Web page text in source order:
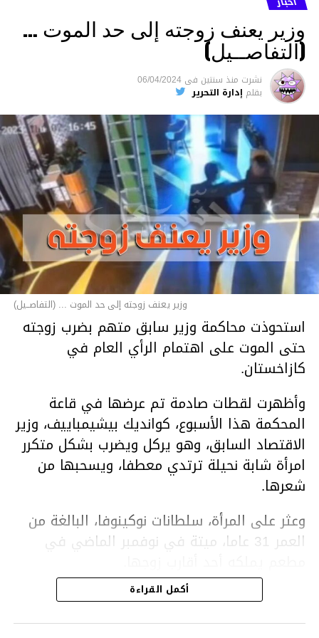
وزير يعنف زوجته إلى حد الموت …
(التفاصــيل)
نشرت منذ سنتين فى 06/04/2024
بقلم إدارة التحرير
وزير يعنف زوجته إلى حد الموت ... (التفاصــيل)
استحوذت محاكمة وزير سابق متهم بضرب زوجته
حتى الموت على اهتمام الرأي العام في
كازاخستان.
وأظهرت لقطات صادمة تم عرضها في قاعة
المحكمة هذا الأسبوع، كوانديك بيشيمباييف، وزير
الاقتصاد السابق، وهو يركل ويضرب بشكل متكرر
امرأة شابة نحيلة ترتدي معطفا، ويسحبها من
شعرها.
وعثر على المرأة، سلطانات نوكينوفا، البالغة من
العمر 31 عاما، ميتة في نوفمبر الماضي في
ووفقا لتقرير الطبيب الشرعي، توفيت نوكينوفا
متأثرة بصدمة في الدماغ، وكانت إحدى عظام
أكمل القراءة